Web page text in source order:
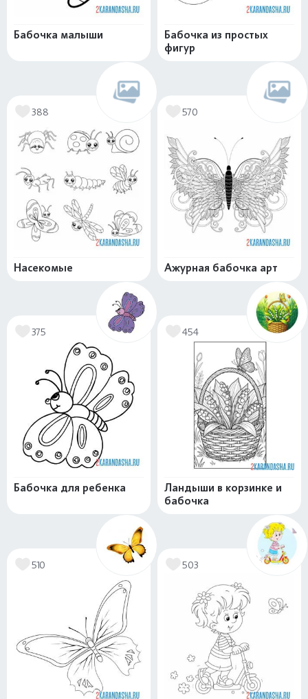
Бабочка малыши
Бабочка из простых
фигур
388
Насекомые
570
Ажурная бабочка арт
375
Бабочка для ребенка
454
Ландыши в корзинке и
бабочка
510 503